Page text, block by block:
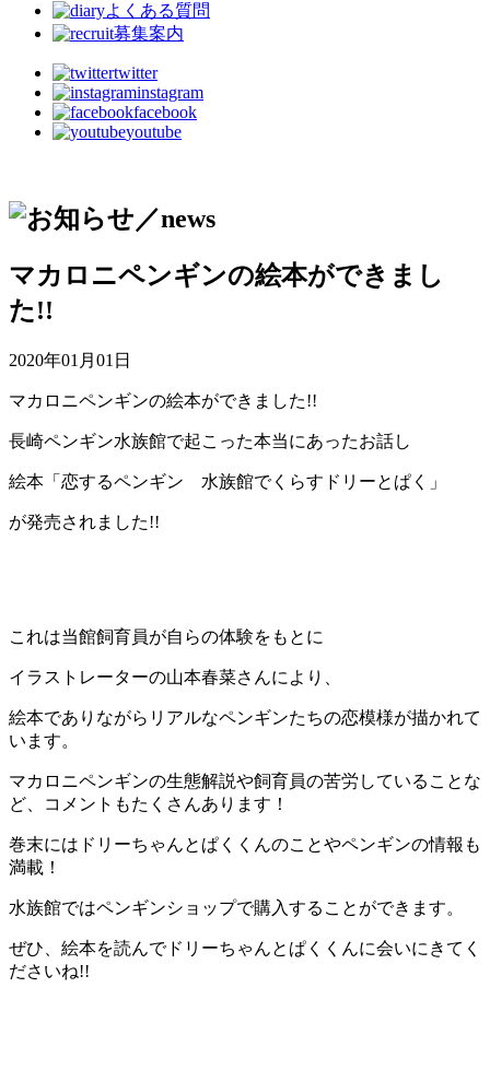
よくある質問
募集案内
twitter
instagram
facebook
youtube
マカロニペンギンの絵本ができまし
た!!
2020年01月01日
マカロニペンギンの絵本ができました!!
長崎ペンギン水族館で起こった本当にあったお話し
絵本「恋するペンギン 水族館でくらすドリーとぱく」
が発売されました!!
これは当館飼育員が自らの体験をもとに
イラストレーターの山本春菜さんにより、
絵本でありながらリアルなペンギンたちの恋模様が描かれて
います。
マカロニペンギンの生態解説や飼育員の苦労していることな
ど、コメントもたくさんあります！
巻末にはドリーちゃんとぱくくんのことやペンギンの情報も
満載！
水族館ではペンギンショップで購入することができます。
ぜひ、絵本を読んでドリーちゃんとぱくくんに会いにきてく
ださいね!!